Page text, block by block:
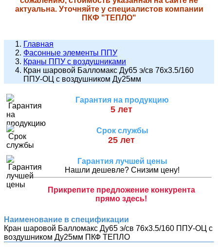
актуальна. Уточняйте у специалистов компании
ПКФ "ТЕПЛО"
Главная
Фасонные элементы ППУ
Краны ППУ с воздушниками
Кран шаровой Балломакс Ду65 э/св 76х3.5/160
ППУ-ОЦ с воздушником Ду25мм
Гарантия на продукцию
5 лет
Срок службы
25 лет
Гарантия лучшей цены
Нашли дешевле? Снизим цену!
Прикрепите предложение конкурента
прямо здесь!
Наименование в спецификации
Кран шаровой Балломакс Ду65 э/св 76х3.5/160 ППУ-ОЦ с
воздушником Ду25мм ПКФ ТЕПЛО